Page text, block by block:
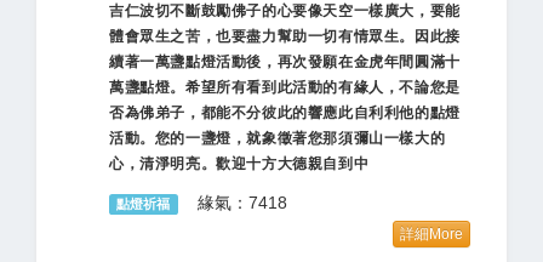
吉仁波切不斷鼓勵佛子的心要像天空一樣廣大，要能
體會眾生之苦，也要盡力幫助一切有情眾生。因此接
續著一萬盞點燈活動後，再次發願在金虎年間圓滿十
萬盞點燈。希望所有看到此活動的有緣人，不論您是
否為佛弟子，都能不分彼此的響應此自利利他的點燈
活動。您的一盞燈，就象徵著您那須彌山一樣大的
心，清淨明亮。歡迎十方大德親自到中
點燈祈福 緣氣：7418
詳細More